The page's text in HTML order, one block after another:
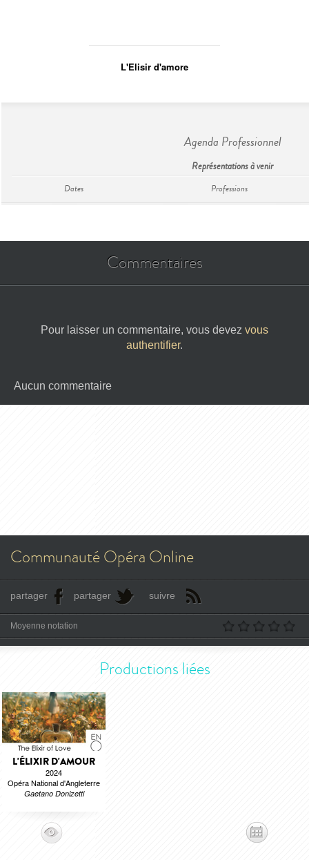
L'Elisir d'amore
Agenda Professionnel
Représentations à venir
Dates Professions
Commentaires
Pour laisser un commentaire, vous devez vous
authentifier.
Aucun commentaire
Communauté Opéra Online
partager partager suivre
Moyenne notation
Productions liées
L'ÉLIXIR D'AMOUR
2024
Opéra National d'Angleterre
Gaetano Donizetti